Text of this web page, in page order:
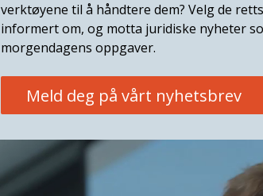
verktøyene til å håndtere dem? Velg de
informert om, og motta juridiske nyheter
morgendagens oppgaver.
Meld deg på vårt nyhetsbrev